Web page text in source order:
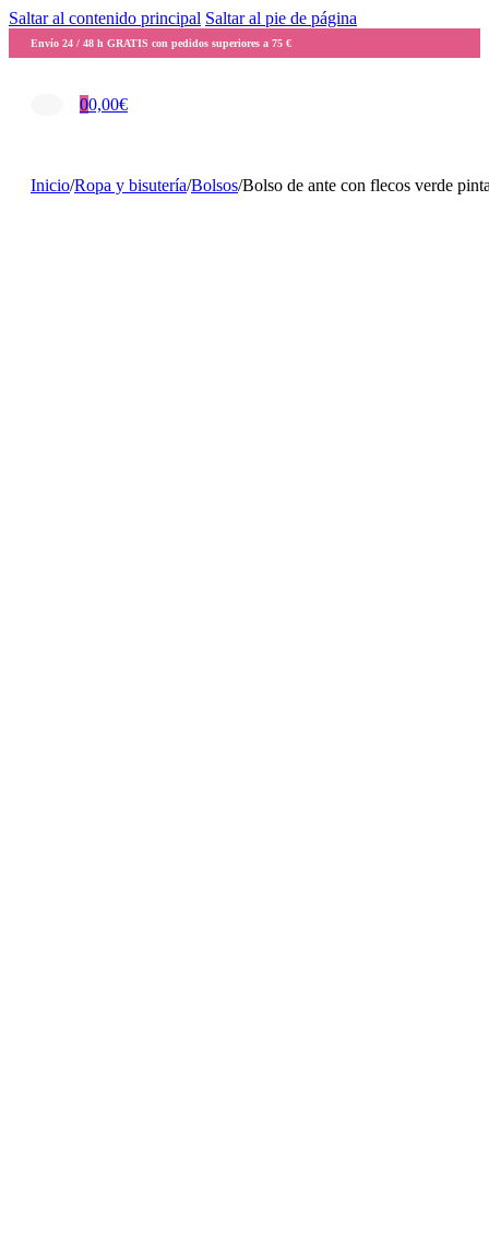
Saltar al contenido principal Saltar al pie de página
Envío 24 / 48 h GRATIS con pedidos superiores a 75 €
00,00€
Inicio/Ropa y bisutería/Bolsos/Bolso de ante con flecos verde